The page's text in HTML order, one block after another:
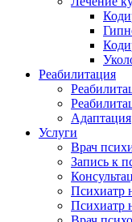
Реабилитация
Адаптация
Услуги
Врач
Запись к
Психиатр
Психиатр